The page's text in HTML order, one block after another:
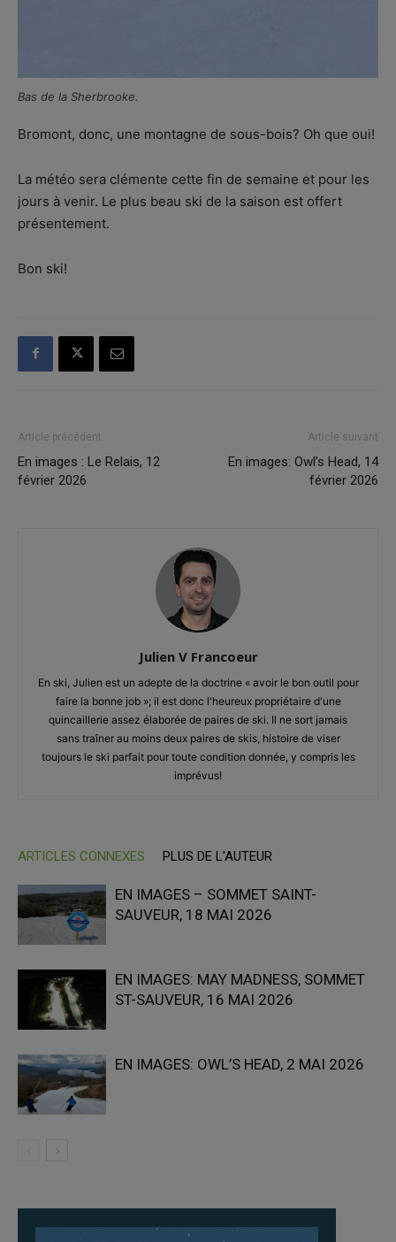
Bas de la Sherbrooke.
Bromont, donc, une montagne de sous-bois? Oh que oui!
La météo sera clémente cette fin de semaine et pour les
jours à venir. Le plus beau ski de la saison est offert
présentement.
Bon ski!
Article précédent
En images : Le Relais, 12
février 2026
Article suivant
En images: Owl’s Head, 14
février 2026
Julien V Francoeur
En ski, Julien est un adepte de la doctrine « avoir le bon outil pour
faire la bonne job »; il est donc l'heureux propriétaire d'une
quincaillerie assez élaborée de paires de ski. Il ne sort jamais
sans traîner au moins deux paires de skis, histoire de viser
toujours le ski parfait pour toute condition donnée, y compris les
imprévus!
ARTICLES CONNEXES PLUS DE L'AUTEUR
EN IMAGES – SOMMET SAINT-
SAUVEUR, 18 MAI 2026
EN IMAGES: MAY MADNESS, SOMMET
ST-SAUVEUR, 16 MAI 2026
EN IMAGES: OWL’S HEAD, 2 MAI 2026